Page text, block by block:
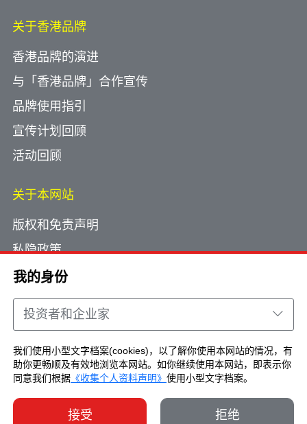
我的身份
投资者和企业家
我们使用小型文字档案(cookies)，以了解你使用本网站的情况，有
助你更畅顺及有效地浏览本网站。如你继续使用本网站，即表示你
同意我们根据 《收集个人资料声明》 使用小型文字档案。
接受 拒绝
关于香港品牌
香港品牌的演进
与「香港品牌」合作宣传
品牌使用指引
宣传计划回顾
活动回顾
关于本网站
版权和免责声明
私隐政策
使用小型文字档案
网页指南
联络我们
Copyright © Brand Hong Kong. All Rights
Reserved.